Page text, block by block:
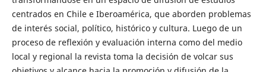
centrados en Chile e Iberoamérica, que aborden problemas
de interés social, político, histórico y cultura. Luego de un
proceso de reflexión y evaluación interna como del medio
local y regional la revista toma la decisión de volcar sus